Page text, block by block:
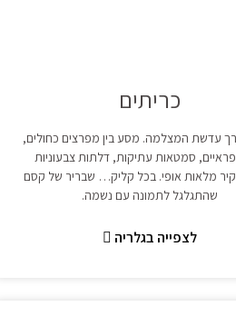
כריתים
עדשת המצלמה. מסע בין מפרצים כחולים,
סמטאות עתיקות, דלתות צבעוניות
קיר מלאות אופי. בכל קליק… שבריר של קסם
שהתגלגל לתמונה עם נשמה.
לצפייה בגלריה